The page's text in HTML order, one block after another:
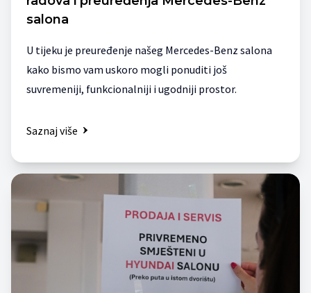
salona
U tijeku je preuređenje našeg Mercedes-Benz salona
kako bismo vam uskoro mogli ponuditi još
suvremeniji, funkcionalniji i ugodniji prostor.
Saznaj više